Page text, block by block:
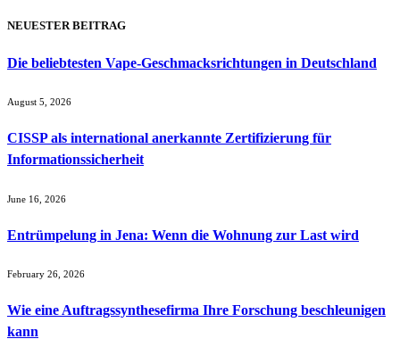
NEUESTER BEITRAG
Die beliebtesten Vape-Geschmacksrichtungen in Deutschland
August 5, 2026
CISSP als international anerkannte Zertifizierung für
Informationssicherheit
June 16, 2026
Entrümpelung in Jena: Wenn die Wohnung zur Last wird
February 26, 2026
Wie eine Auftragssynthesefirma Ihre Forschung beschleunigen
kann